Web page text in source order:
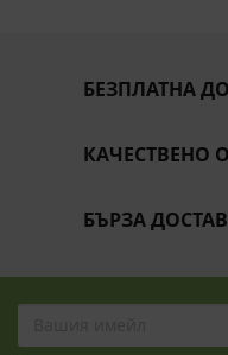
БЕЗПЛАТНА
КАЧЕСТВЕНО
БЪРЗА